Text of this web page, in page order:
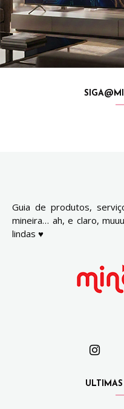
Guia de produtos,
mineira… ah, e claro,
lindas ♥